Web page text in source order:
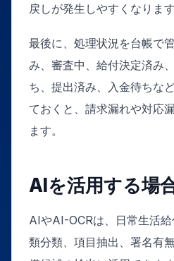
戻しが発生しやすくなります
最後に、処理状況を台帳で
み、審査中、給付決定済み
ち、提出済み、入金待ちな
ておくと、請求漏れや対応
ます。
AIを活用する場
AIやAI-OCRは、日常生活
類分類、項目抽出、署名有